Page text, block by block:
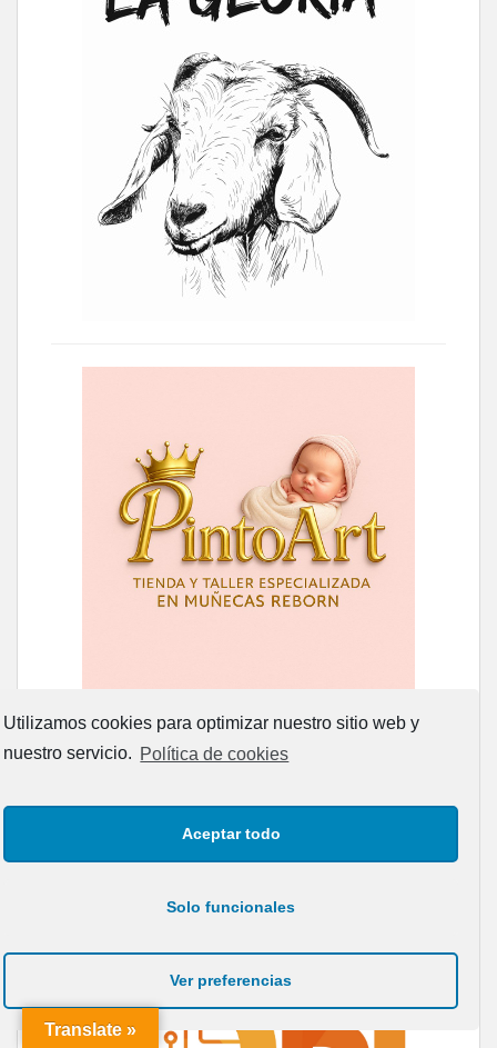
Utilizamos cookies para optimizar nuestro sitio web y
nuestro servicio. Política de cookies
Aceptar todo
Solo funcionales
Ver preferencias
Translate »